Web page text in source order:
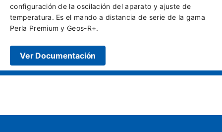
configuración de la oscilación del aparato y ajuste de
temperatura. Es el mando a distancia de serie de la gama
Perla Premium y Geos-R+.
Ver Documentación